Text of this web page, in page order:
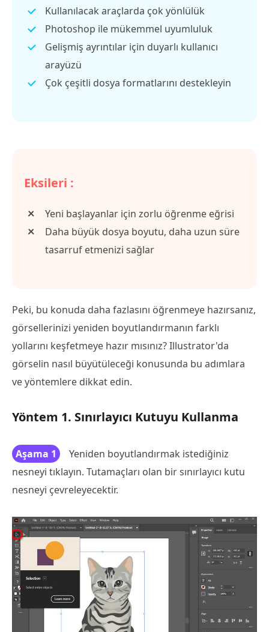
Kullanılacak araçlarda çok yönlülük
Photoshop ile mükemmel uyumluluk
Gelişmiş ayrıntılar için duyarlı kullanıcı
arayüzü
Çok çeşitli dosya formatlarını destekleyin
Eksileri :
Yeni başlayanlar için zorlu öğrenme eğrisi
Daha büyük dosya boyutu, daha uzun süre
tasarruf etmenizi sağlar
Peki, bu konuda daha fazlasını öğrenmeye hazırsanız,
görsellerinizi yeniden boyutlandırmanın farklı
yollarını keşfetmeye hazır mısınız? Illustrator'da
görselin nasıl büyütüleceği konusunda bu adımlara
ve yöntemlere dikkat edin.
Yöntem 1. Sınırlayıcı Kutuyu Kullanma
Aşama 1
Yeniden boyutlandırmak istediğiniz
nesneyi tıklayın. Tutamaçları olan bir sınırlayıcı kutu
nesneyi çevreleyecektir.